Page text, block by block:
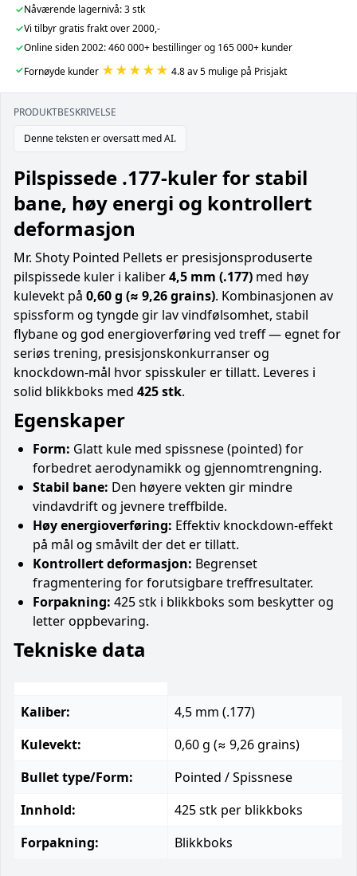
✓Nåværende lagernivå: 3 stk
✓Vi tilbyr gratis frakt over 2000,-
✓Online siden 2002: 460 000+ bestillinger og 165 000+ kunder
✓Fornøyde kunder ★★★★★ 4.8 av 5 mulige på Prisjakt
PRODUKTBESKRIVELSE
Denne teksten er oversatt med AI.
Pilspissede .177-kuler for stabil
bane, høy energi og kontrollert
deformasjon
Mr. Shoty Pointed Pellets er presisjonsproduserte
pilspissede kuler i kaliber4,5 mm (.177) med høy
kulevekt på 0,60 g (≈ 9,26 grains). Kombinasjonen av
spissform og tyngde gir lav vindfølsomhet, stabil
flybane og god energioverføring ved treff — egnet for
seriøs trening, presisjonskonkurranser og
knockdown-mål hvor spisskuler er tillatt. Leveres i
solid blikkboks med 425 stk.
Egenskaper
Form: Glatt kule med spissnese (pointed) for
forbedret aerodynamikk og gjennomtrengning.
Stabil bane: Den høyere vekten gir mindre
vindavdrift og jevnere treffbilde.
Høy energioverføring: Effektiv knockdown-effekt
på mål og småvilt der det er tillatt.
Kontrollert deformasjon: Begrenset
fragmentering for forutsigbare treffresultater.
Forpakning: 425 stk i blikkboks som beskytter og
letter oppbevaring.
Tekniske data
Kaliber:
4,5 mm (.177)
Kulevekt:
0,60 g (≈ 9,26 grains)
Bullet type/Form:
Pointed / Spissnese
Innhold:
425 stk per blikkboks
Forpakning:
Blikkboks